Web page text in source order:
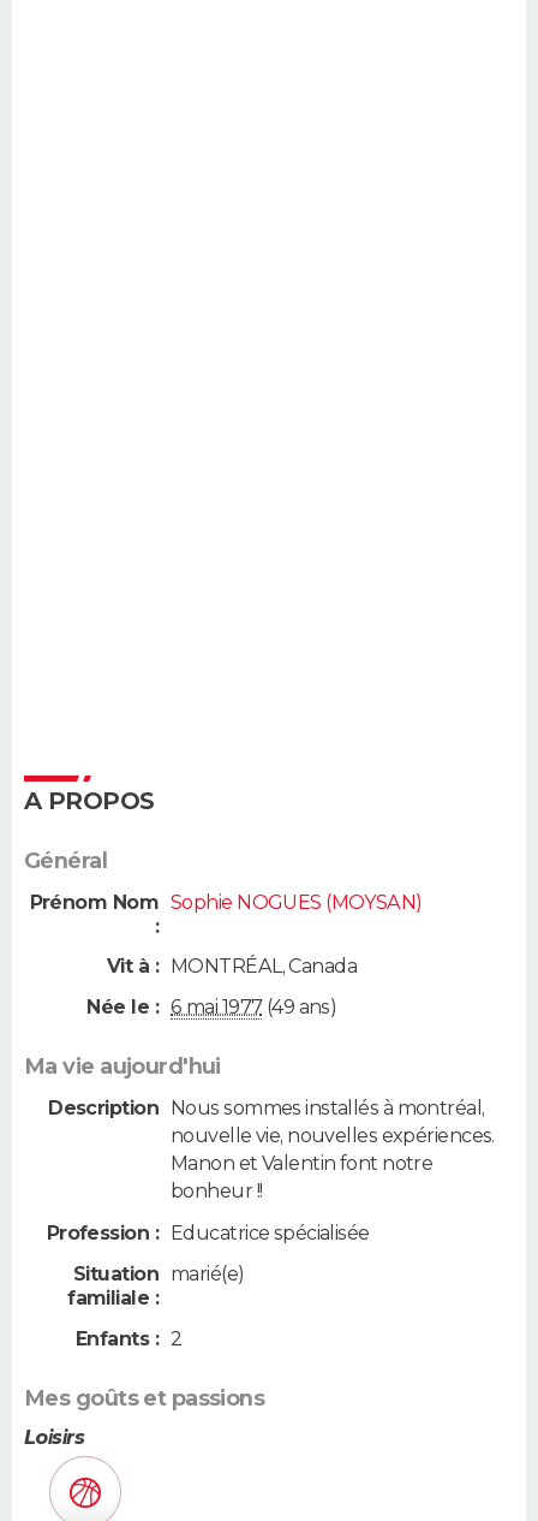
A PROPOS
Général
Prénom Nom
:
Sophie NOGUES (MOYSAN)
Vit à : MONTRÉAL,Canada
Née le : 6 mai 1977(49 ans)
Ma vie aujourd'hui
Description
Nous sommes installés à montréal,
nouvelle vie, nouvelles expériences.
Manon et Valentin font notre
bonheur !!
Profession : Educatrice spécialisée
Situation
familiale :
marié(e)
Enfants : 2
Mes goûts et passions
Loisirs